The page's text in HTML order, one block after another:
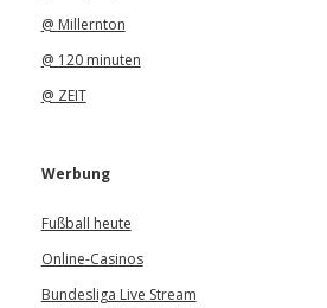
@ Millernton
@ 120 minuten
@ ZEIT
Werbung
Fußball heute
Online-Casinos
Bundesliga Live Stream